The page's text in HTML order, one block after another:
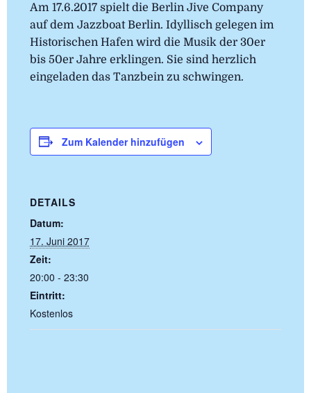
Am 17.6.2017 spielt die Berlin Jive Company
auf dem Jazzboat Berlin. Idyllisch gelegen im
Historischen Hafen wird die Musik der 30er
bis 50er Jahre erklingen. Sie sind herzlich
eingeladen das Tanzbein zu schwingen.
Zum Kalender hinzufügen
DETAILS
Datum:
17. Juni 2017
Zeit:
20:00 - 23:30
Eintritt:
Kostenlos